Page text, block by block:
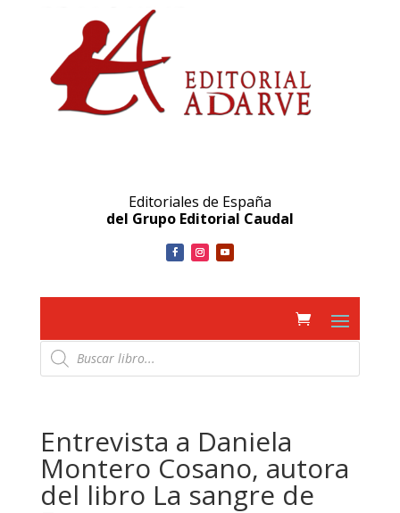
Editoriales de España
del Grupo Editorial Caudal
Búsqueda
de
productos
Entrevista a Daniela
Montero Cosano, autora
del libro La sangre de